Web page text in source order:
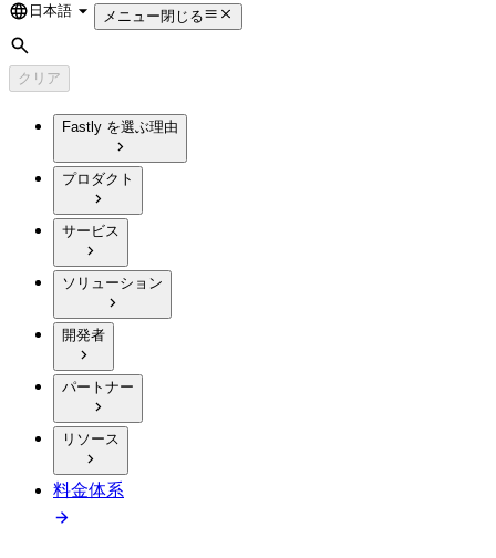
Language
日本語 メニュー閉じる
検索
クリア
Fastly を選ぶ理由
プロダクト
サービス
ソリューション
開発者
パートナー
リソース
料金体系